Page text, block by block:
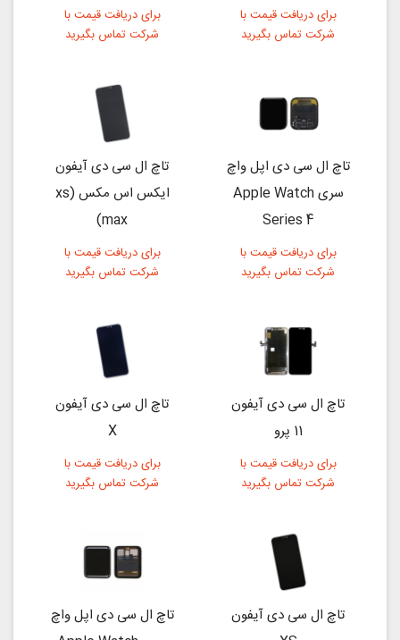
برای دریافت قیمت با
شرکت تماس بگیرید
برای دریافت قیمت با
شرکت تماس بگیرید
تاچ ال سی دی اپل واچ
سری Apple Watch
Series 4
برای دریافت قیمت با
شرکت تماس بگیرید
تاچ ال سی دی آیفون
ایکس اس مکس (xs
max)
برای دریافت قیمت با
شرکت تماس بگیرید
تاچ ال سی دی آیفون
11 پرو
برای دریافت قیمت با
شرکت تماس بگیرید
تاچ ال سی دی آیفون
X
برای دریافت قیمت با
شرکت تماس بگیرید
تاچ ال سی دی آیفون
تاچ ال سی دی اپل واچ